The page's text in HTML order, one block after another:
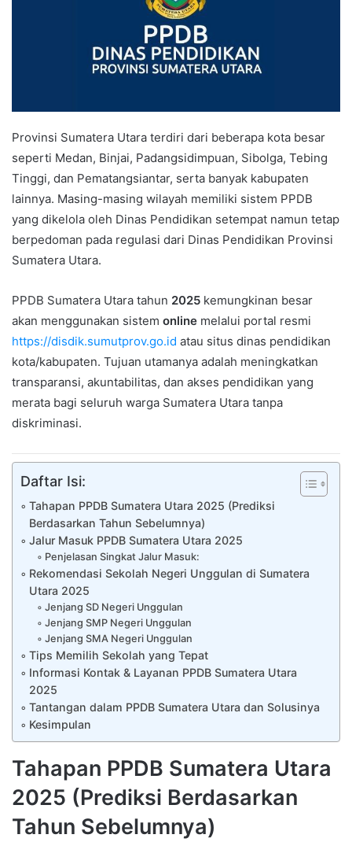
Provinsi Sumatera Utara terdiri dari beberapa kota besar
seperti Medan, Binjai, Padangsidimpuan, Sibolga, Tebing
Tinggi, dan Pematangsiantar, serta banyak kabupaten
lainnya. Masing-masing wilayah memiliki sistem PPDB
yang dikelola oleh Dinas Pendidikan setempat namun tetap
berpedoman pada regulasi dari Dinas Pendidikan Provinsi
Sumatera Utara.
PPDB Sumatera Utara tahun 2025 kemungkinan besar
akan menggunakan sistem online melalui portal resmi
https://disdik.sumutprov.go.id atau situs dinas pendidikan
kota/kabupaten. Tujuan utamanya adalah meningkatkan
transparansi, akuntabilitas, dan akses pendidikan yang
merata bagi seluruh warga Sumatera Utara tanpa
diskriminasi.
Daftar Isi:
Tahapan PPDB Sumatera Utara 2025 (Prediksi
Berdasarkan Tahun Sebelumnya)
Jalur Masuk PPDB Sumatera Utara 2025
Penjelasan Singkat Jalur Masuk:
Rekomendasi Sekolah Negeri Unggulan di Sumatera
Utara 2025
Jenjang SD Negeri Unggulan
Jenjang SMP Negeri Unggulan
Jenjang SMA Negeri Unggulan
Tips Memilih Sekolah yang Tepat
Informasi Kontak & Layanan PPDB Sumatera Utara
2025
Tantangan dalam PPDB Sumatera Utara dan Solusinya
Kesimpulan
Tahapan PPDB Sumatera Utara
2025 (Prediksi Berdasarkan
Tahun Sebelumnya)